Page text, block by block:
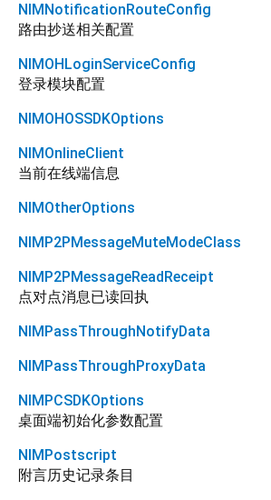
NIMNotificationRouteConfig
路由抄送相关配置
NIMOHLoginServiceConfig
登录模块配置
NIMOHOSSDKOptions
NIMOnlineClient
当前在线端信息
NIMOtherOptions
NIMP2PMessageMuteModeClass
NIMP2PMessageReadReceipt
点对点消息已读回执
NIMPassThroughNotifyData
NIMPassThroughProxyData
NIMPCSDKOptions
桌面端初始化参数配置
NIMPostscript
附言历史记录条目